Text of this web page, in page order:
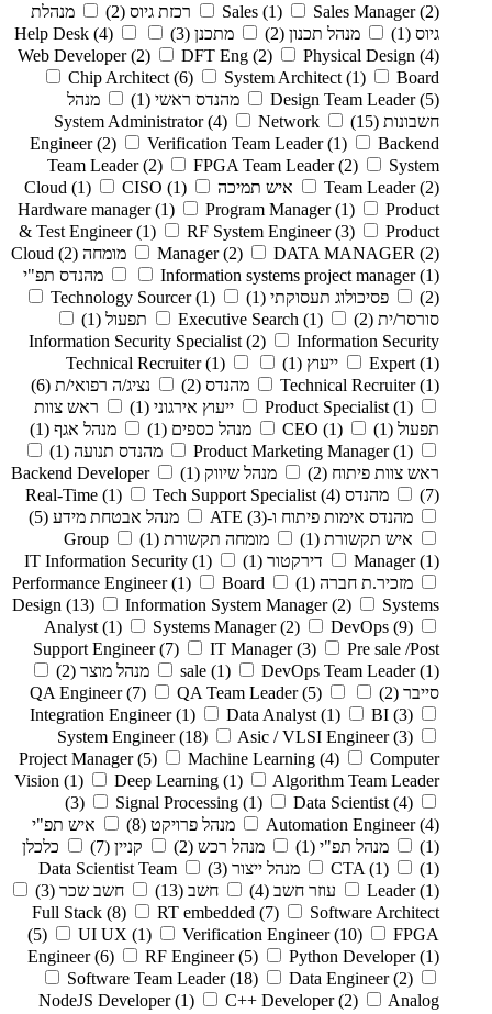
Sales (1) Sales Manager (2) רכזת גיוס (2)
מנהלת
גיוס (1) מנהל תכנון (2) מתכנן (3)
Help Desk (4)
Web Developer (2) DFT Eng (2) Physical Design (4)
Chip Architect (6) System Architect (1)
Board
Design Team Leader (5) מהנדס ראשי (1)
מנהל
חשבונות (15)
System Administrator (4)
Network
Engineer (2) Verification Team Leader (1)
Backend
Team Leader (2) FPGA Team Leader (2)
System
Team Leader (2) איש תמיכה Cloud (1) CISO (1)
Hardware manager (1) Program Manager (1)
Product
& Test Engineer (1) RF System Engineer (3)
Product
Manager (2) DATA MANAGER (2) מומחה Cloud (2)
Information systems project manager (1)
מהנדס תפ"י
(2)
פסיכולוג תעסוקתי (1)
Technology Sourcer (1)
סורסר/ית (2)
Executive Search (1) תפעול (1)
Information Security Specialist (2)
Information Security
Expert (1) ייעוץ (1)
Technical Recruiter (1)
Technical Recruiter (1) מהנדס (2) נציג/ה רפואי/ת (6)
Product Specialist (1) ייעוץ אירגוני (1)
ראש צוות
תפעול (1)
CEO (1) מנהל כספים (1) מנהל אגף (1)
Product Marketing Manager (1) מהנדס תנועה (1)
ראש צוות פיתוח (2) מנהל שיווק (1)
Backend Developer
(7)
מהנדס Real-Time (1) Tech Support Specialist (4)
מהנדס אימות פיתוח ו-ATE(3) מנהל אבטחת מידע (5)
איש תקשורת (1) מומחה תקשורת (1)
Group
Manager (1) דירקטור (1)
IT Information Security (1)
מזכיר.ת חברה (1)
Performance Engineer (1)
Board
Design (13) Information System Manager (2)
Systems
Analyst (1) Systems Manager (2) DevOps (9)
Support Engineer (7) IT Manager (3)
Pre sale /Post
sale (1) DevOps Team Leader (1) מנהל מוצר (2)
סייבר (2)
QA Engineer (7) QA Team Leader (5)
Integration Engineer (1) Data Analyst (1) BI (3)
System Engineer (18) Asic / VLSI Engineer (3)
Project Manager (5) Machine Learning (4)
Computer
Vision (1) Deep Learning (1)
Algorithm Team Leader
(3)
Signal Processing (1) Data Scientist (4)
Automation Engineer (4) מנהל פרויקט (8)
איש תפ"י
(1)
מנהל תפ"י (1) מנהל רכש (2) קניין (7)
כלכלן
(1)
CTA (1) מנהל ייצור (3)
Data Scientist Team
Leader (1) עוזר חשב (4) חשב (13) חשב שכר (3)
Full Stack (8) RT embedded (7)
Software Architect
(5)
UI UX (1) Verification Engineer (10)
FPGA
Engineer (6) RF Engineer (5) Python Developer (1)
Software Team Leader (18) Data Engineer (2)
NodeJS Developer (1) C++ Developer (2)
Analog